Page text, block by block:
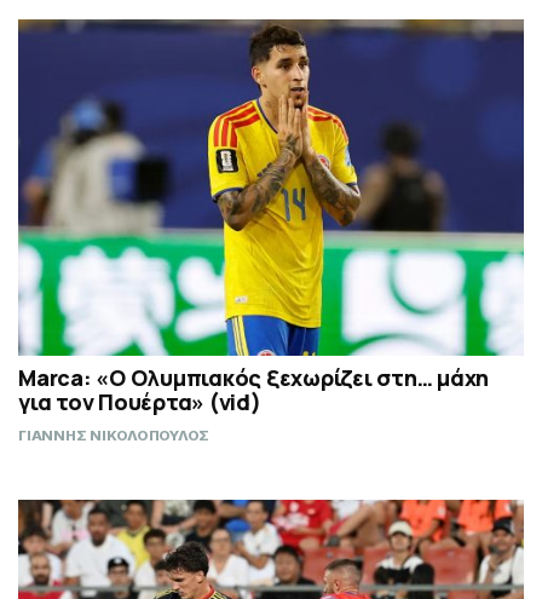
Marca: «Ο Ολυμπιακός ξεχωρίζει στη… μάχη
για τον Πουέρτα» (vid)
ΓΙΑΝΝΗΣ ΝΙΚΟΛΟΠΟΥΛΟΣ